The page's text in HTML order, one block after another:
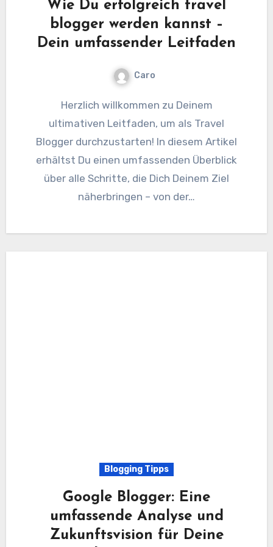
Wie Du erfolgreich travel
blogger werden kannst –
Dein umfassender Leitfaden
Caro
Herzlich willkommen zu Deinem
ultimativen Leitfaden, um als Travel
Blogger durchzustarten! In diesem Artikel
erhältst Du einen umfassenden Überblick
über alle Schritte, die Dich Deinem Ziel
näherbringen – von der…
Blogging Tipps
Google Blogger: Eine
umfassende Analyse und
Zukunftsvision für Deine